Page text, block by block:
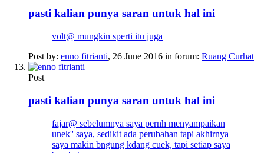
pasti kalian punya saran untuk hal ini
volt@ mungkin sperti itu juga
Post by: enno fitrianti, 26 June 2016 in forum: Ruang Curhat
Post
pasti kalian punya saran untuk hal ini
fajar@ sebelumnya saya pernh menyampaikan
unek'' saya, sedikit ada perubahan tapi akhirnya
saya makin bngung kdang cuek, tapi setiap saya